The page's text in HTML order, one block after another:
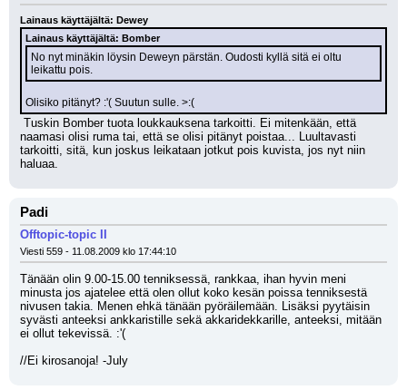
Lainaus käyttäjältä: Dewey
Lainaus käyttäjältä: Bomber
No nyt minäkin löysin Deweyn pärstän. Oudosti kyllä sitä ei oltu
leikattu pois.
Olisiko pitänyt? :'( Suutun sulle. >:(
naamasi olisi ruma tai, että se olisi pitänyt poistaa... Luultavasti
tarkoitti, sitä, kun joskus leikataan jotkut pois kuvista, jos nyt niin
haluaa.
Padi
Offtopic-topic II
Viesti 559 - 11.08.2009 klo 17:44:10
Tänään olin 9.00-15.00 tenniksessä, rankkaa, ihan hyvin meni
minusta jos ajatelee että olen ollut koko kesän poissa tenniksestä
nivusen takia. Menen ehkä tänään pyöräilemään. Lisäksi pyytäisin
syvästi anteeksi ankkaristille sekä akkaridekkarille, anteeksi, mitään
ei ollut tekevissä. :'(
//Ei kirosanoja! -July